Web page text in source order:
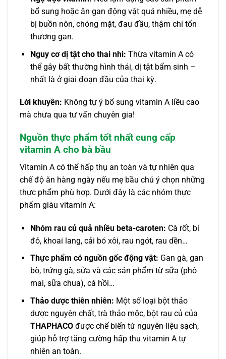
bổ sung hoặc ăn gan động vật quá nhiều, mẹ dễ
bị buồn nôn, chóng mặt, đau đầu, thậm chí tổn
thương gan.
Nguy cơ dị tật cho thai nhi: Thừa vitamin A có
thể gây bất thường hình thái, dị tật bẩm sinh –
nhất là ở giai đoạn đầu của thai kỳ.
Lời khuyên: Không tự ý bổ sung vitamin A liều cao
mà chưa qua tư vấn chuyên gia!
Nguồn thực phẩm tốt nhất cung cấp
vitamin A cho bà bầu
Vitamin A có thể hấp thụ an toàn và tự nhiên qua
chế độ ăn hàng ngày nếu mẹ bầu chú ý chọn những
thực phẩm phù hợp. Dưới đây là các nhóm thực
phẩm giàu vitamin A:
Nhóm rau củ quả nhiều beta-caroten: Cà rốt, bí
đỏ, khoai lang, cải bó xôi, rau ngót, rau dền…
Thực phẩm có nguồn gốc động vật: Gan gà, gan
bò, trứng gà, sữa và các sản phẩm từ sữa (phô
mai, sữa chua), cá hồi…
Thảo dược thiên nhiên: Một số loại bột thảo
dược nguyên chất, trà thảo mộc, bột rau củ của
THAPHACOđược chế biến từ nguyên liệu sạch,
giúp hỗ trợ tăng cường hấp thu vitamin A tự
nhiên an toàn.